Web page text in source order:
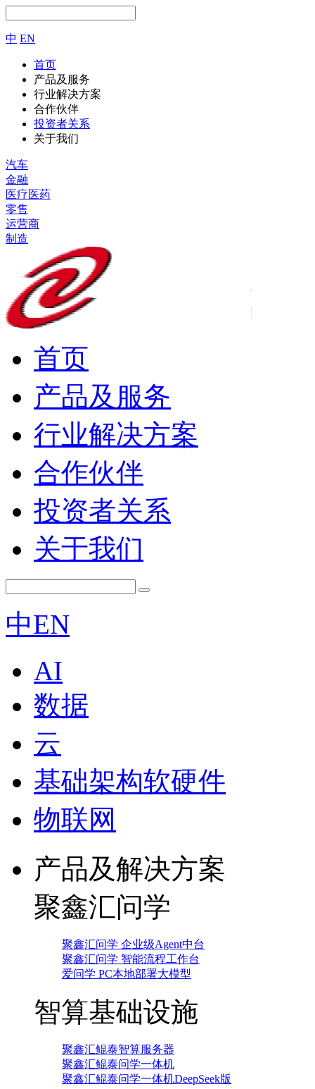
中 EN
首页
产品及服务
行业解决方案
合作伙伴
投资者关系
关于我们
汽车
金融
医疗医药
零售
运营商
制造
首页
产品及服务
行业解决方案
合作伙伴
投资者关系
关于我们
中EN
AI
数据
云
基础架构软硬件
物联网
产品及解决方案
聚鑫汇问学
聚鑫汇问学 企业级Agent中台
聚鑫汇问学 智能流程工作台
爱问学 PC本地部署大模型
智算基础设施
聚鑫汇鲲泰智算服务器
聚鑫汇鲲泰问学一体机
聚鑫汇鲲泰问学一体机DeepSeek版